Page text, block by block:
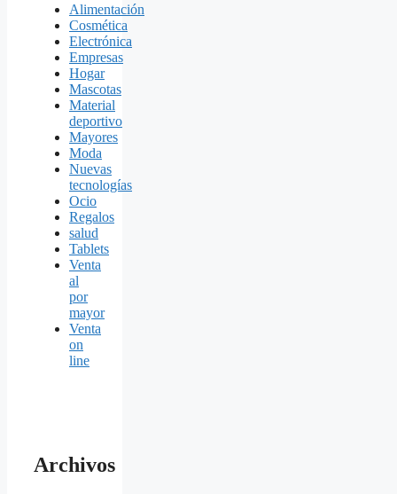
Alimentación
Cosmética
Electrónica
Empresas
Hogar
Mascotas
Material
deportivo
Mayores
Moda
Nuevas
tecnologías
Ocio
Regalos
salud
Tablets
Venta
al
por
mayor
Venta
on
line
Archivos